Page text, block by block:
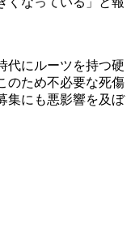
代にルーツを持つ硬
のため不必要な死傷
集にも悪影響を及ぼ